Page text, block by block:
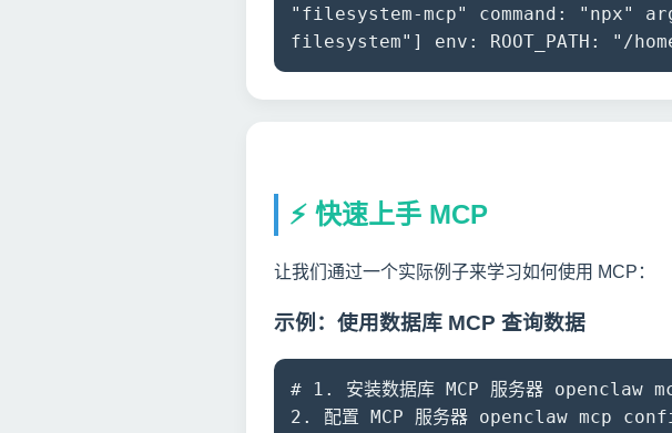
"filesystem-mcp" command: "npx"
filesystem"] env: ROOT_PATH: "/
⚡ 快速上手 MCP
让我们通过一个实际例子来学习如何使用 MCP：
示例：使用数据库 MCP 查询数据
# 1. 安装数据库 MCP 服务器
2. 配置 MCP 服务器 openclaw mcp